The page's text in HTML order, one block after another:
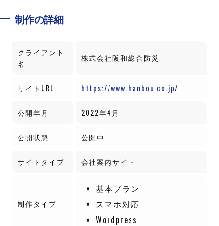
制作の詳細
クライアント
名
株式会社阪和総合防災
サイトURL https://www.hanbou.co.jp/
公開年月 2022年4月
公開状態 公開中
サイトタイプ 会社案内サイト
制作タイプ
基本プラン
スマホ対応
Wordpress